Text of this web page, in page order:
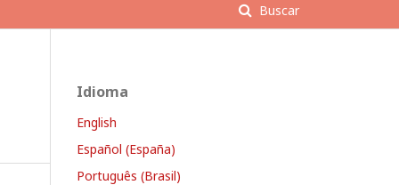
Buscar
Idioma
English
Español (España)
Português (Brasil)